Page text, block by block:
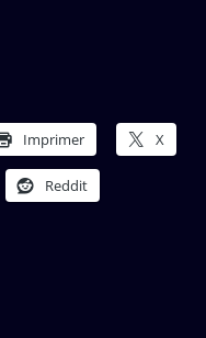
Imprimer X
Reddit